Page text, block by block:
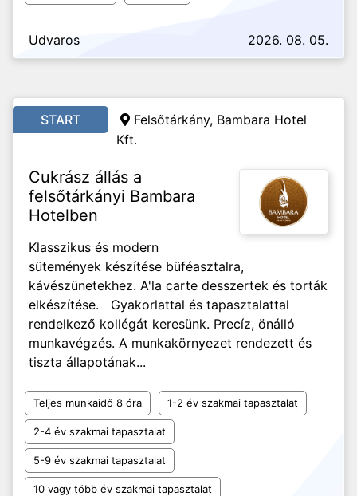
Udvaros 2026. 08. 05.
START
Felsőtárkány, Bambara Hotel
Kft.
Cukrász állás a
felsőtárkányi Bambara
Hotelben
Klasszikus és modern
sütemények készítése büféasztalra,
kávészünetekhez. A'la carte desszertek és torták
elkészítése. Gyakorlattal és tapasztalattal
rendelkező kollégát keresünk. Precíz, önálló
munkavégzés. A munkakörnyezet rendezett és
tiszta állapotának...
Teljes munkaidő 8 óra 1-2 év szakmai tapasztalat
2-4 év szakmai tapasztalat
5-9 év szakmai tapasztalat
10 vagy több év szakmai tapasztalat